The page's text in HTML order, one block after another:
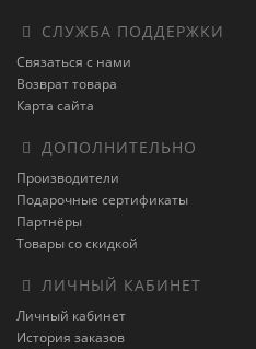
СЛУЖБА ПОДДЕРЖКИ
Связаться с нами
Возврат товара
Карта сайта
ДОПОЛНИТЕЛЬНО
Производители
Подарочные сертификаты
Партнёры
Товары со скидкой
ЛИЧНЫЙ КАБИНЕТ
Личный кабинет
История заказов